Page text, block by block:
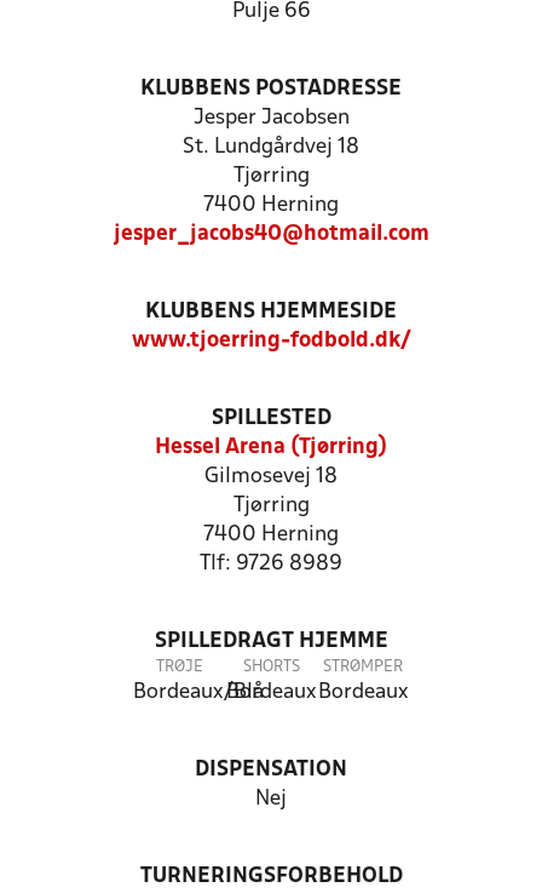
Pulje 66
KLUBBENS POSTADRESSE
Jesper Jacobsen
St. Lundgårdvej 18
Tjørring
7400 Herning
jesper_jacobs40@hotmail.com
KLUBBENS HJEMMESIDE
www.tjoerring-fodbold.dk/
SPILLESTED
Hessel Arena (Tjørring)
Gilmosevej 18
Tjørring
7400 Herning
Tlf: 9726 8989
SPILLEDRAGT HJEMME
TRØJE
Bordeaux/Blå
SHORTS
Bordeaux
STRØMPER
Bordeaux
DISPENSATION
Nej
TURNERINGSFORBEHOLD